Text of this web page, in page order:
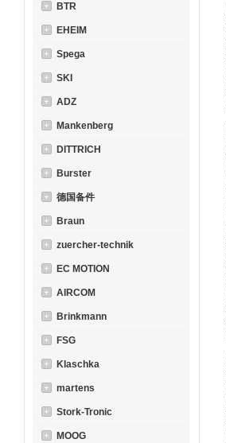
BTR
EHEIM
Spega
SKI
ADZ
Mankenberg
DITTRICH
Burster
德国备件
Braun
zuercher-technik
EC MOTION
AIRCOM
Brinkmann
FSG
Klaschka
martens
Stork-Tronic
MOOG